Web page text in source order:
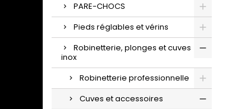
PARE-CHOCS
Pieds réglables et vérins
Robinetterie, plonges et cuves
inox
Robinetterie professionnelle
Cuves et accessoires